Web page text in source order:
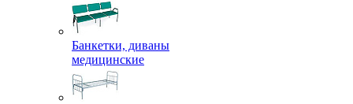
Банкетки, диваны
медицинские